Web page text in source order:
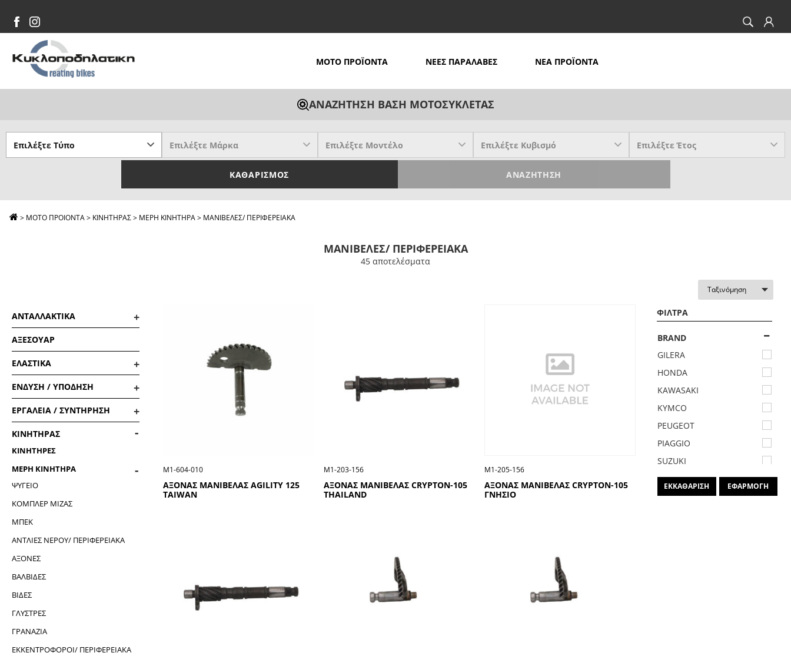
MOTO ΠΡΟΪΟΝΤΑ ΝΕΕΣ ΠΑΡΑΛΑΒΕΣ ΝΕΑ ΠΡΟΪΟΝΤΑ
ΑΝΑΖΗΤΗΣΗ ΒΑΣΗ ΜΟΤΟΣΥΚΛΕΤΑΣ
ΑΝΑΖΉΤΗΣΗ
ΚΑΘΑΡΙΣΜΌΣ
> ΜΟΤΟ ΠΡΟΙΟΝΤΑ> ΚΙΝΗΤΗΡΑΣ> ΜΕΡΗ ΚΙΝΗΤΗΡΑ> ΜΑΝΙΒΕΛΕΣ/ ΠΕΡΙΦΕΡΕΙΑΚΑ
ΜΑΝΙΒΕΛΕΣ/ ΠΕΡΙΦΕΡΕΙΑΚΑ
45 απoτελέσματα
ΑΝΤΑΛΛΑΚΤΙΚΑ
ΑΞΕΣΟΥΑΡ
ΕΛΑΣΤΙΚΑ
ΕΝΔΥΣΗ / ΥΠΟΔΗΣΗ
ΕΡΓΑΛΕΙΑ / ΣΥΝΤΗΡΗΣΗ
ΚΙΝΗΤΗΡΑΣ
ΚΙΝΗΤΗΡΕΣ
ΜΕΡΗ ΚΙΝΗΤΗΡΑ
ΨΥΓΕΙΟ
ΚΟΜΠΛΕΡ ΜΙΖΑΣ
ΜΠΕΚ
ΑΝΤΛΙΕΣ ΝΕΡΟΥ/ ΠΕΡΙΦΕΡΕΙΑΚΑ
ΑΞΟΝΕΣ
ΒΑΛΒΙΔΕΣ
ΒΙΔΕΣ
ΓΛΥΣΤΡΕΣ
ΓΡΑΝΑΖΙΑ
ΕΚΚΕΝΤΡΟΦΟΡΟΙ/ ΠΕΡΙΦΕΡΕΙΑΚΑ
ΑΞΟΝΑΣ ΜΑΝΙΒΕΛΑΣ AGILITY 125
TAIWAN
Μ1-604-010
ΑΞΟΝΑΣ ΜΑΝΙΒΕΛΑΣ CRYPTON-105
THAILAND
Μ1-203-156
ΑΞΟΝΑΣ ΜΑΝΙΒΕΛΑΣ CRYPTON-105
ΓΝΗΣΙΟ
Μ1-205-156
ΦΙΛΤΡΑ
BRAND
GILERA
HONDA
KAWASAKI
KYMCO
PEUGEOT
PIAGGIO
SUZUKI
YAMAHA
ΕΦΑΡΜΟΓΗ
ΕΚΚΑΘΑΡΙΣΗ